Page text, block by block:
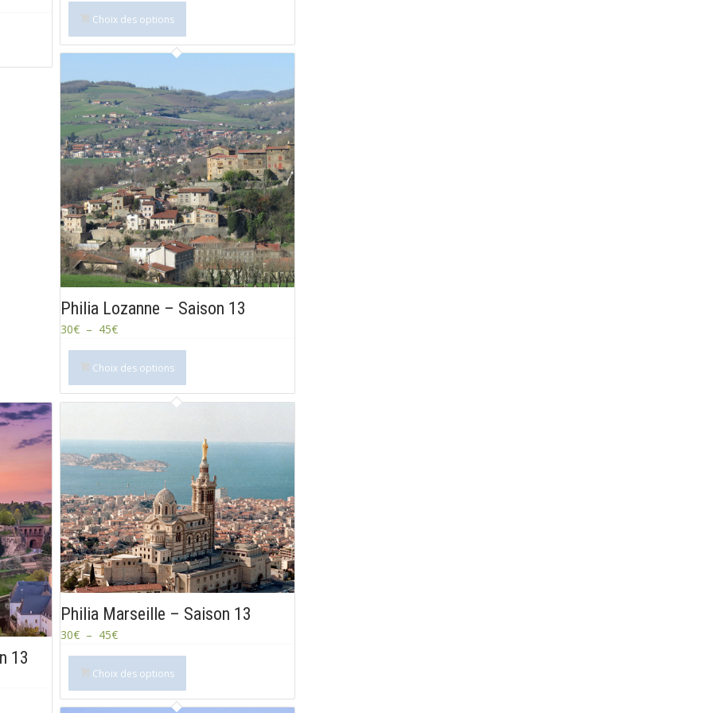
Choix des options
Philia Lozanne – Saison 13
30€ – 45€
Choix des options
13
Philia Marseille – Saison 13
30€ – 45€
Choix des options